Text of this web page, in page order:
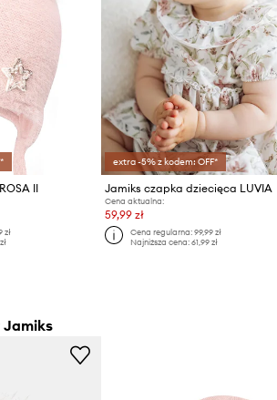
II
zł
extra -5% z kodem: OFF*
Jamiks czapka dziecięca LUVIA
Cena aktualna:
59,99 zł
Cena regularna: 99,99 zł
Najniższa cena: 61,99 zł